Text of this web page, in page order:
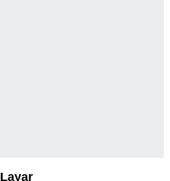
Layar